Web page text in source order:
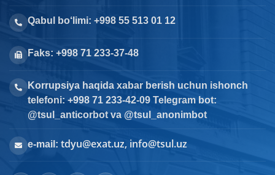
Qabul bo‘limi: +998 55 513 01 12
Faks: +998 71 233-37-48
Korrupsiya haqida xabar berish uchun ishonch
telefoni: +998 71 233-42-09 Telegram bot:
@tsul_anticorbot va @tsul_anonimbot
e-mail: tdyu@exat.uz, info@tsul.uz